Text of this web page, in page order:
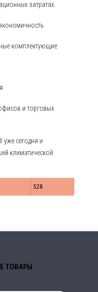
затратах.
комплектующие
и торговых
уже сегодня и
климатической
528
ТОВАРЫ